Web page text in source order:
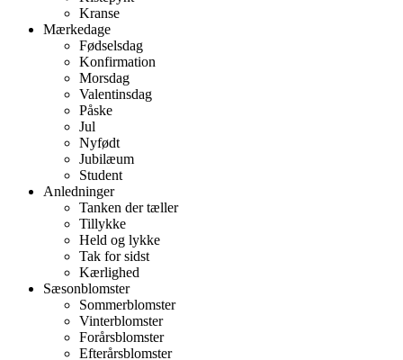
Kranse
Mærkedage
Fødselsdag
Konfirmation
Morsdag
Valentinsdag
Påske
Jul
Nyfødt
Jubilæum
Student
Anledninger
Tanken der tæller
Tillykke
Held og lykke
Tak for sidst
Kærlighed
Sæsonblomster
Sommerblomster
Vinterblomster
Forårsblomster
Efterårsblomster